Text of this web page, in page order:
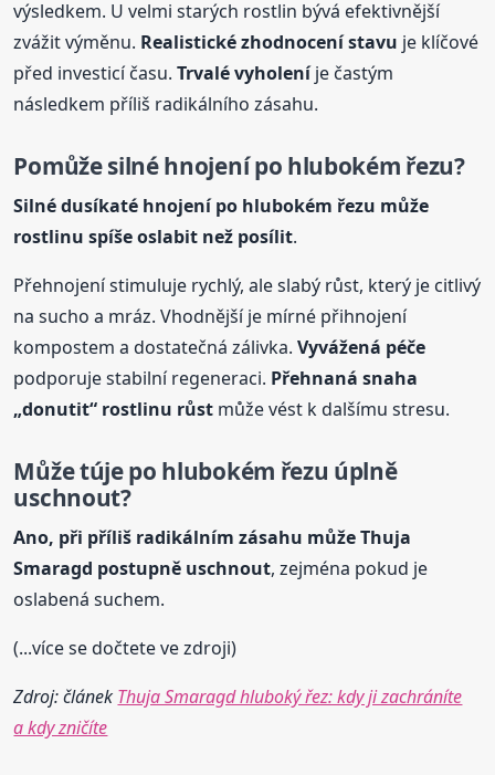
výsledkem. U velmi starých rostlin bývá efektivnější
zvážit výměnu. Realistické zhodnocení stavu je klíčové
před investicí času.Trvalé vyholeníje častým
následkem příliš radikálního zásahu.
Pomůže silné hnojení po hlubokém řezu?
Silné dusíkaté hnojení po hlubokém řezu může
rostlinu spíše oslabit než posílit.
Přehnojení stimuluje rychlý, ale slabý růst, který je citlivý
na sucho a mráz. Vhodnější je mírné přihnojení
kompostem a dostatečná zálivka.Vyvážená péče
podporuje stabilní regeneraci. Přehnaná snaha
„donutit“ rostlinu růst může vést k dalšímu stresu.
Může túje po hlubokém řezu úplně
uschnout?
Ano, při příliš radikálním zásahu může Thuja
Smaragd postupně uschnout, zejména pokud je
oslabená suchem.
(...více se dočtete ve zdroji)
Zdroj: článek Thuja Smaragd hluboký řez: kdy ji zachráníte
a kdy zničíte